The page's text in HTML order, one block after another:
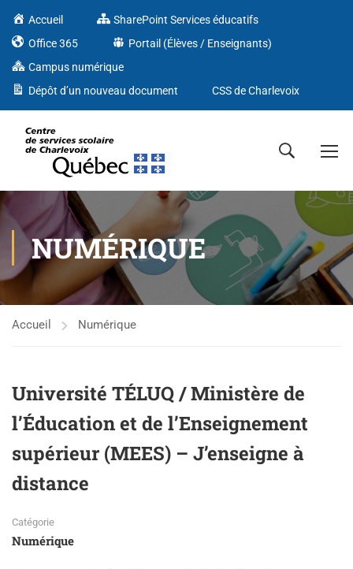
Accueil
SharePoint Services éducatifs
Office 365
Portail (Élèves / Enseignants)
Campus numérique
Dépôt d’un nouveau document
CSS de Charlevoix
NUMÉRIQUE
Accueil Numérique
Université TÉLUQ / Ministère de
l’Éducation et de l’Enseignement
supérieur (MEES) – J’enseigne à
distance
Catégorie
Numérique